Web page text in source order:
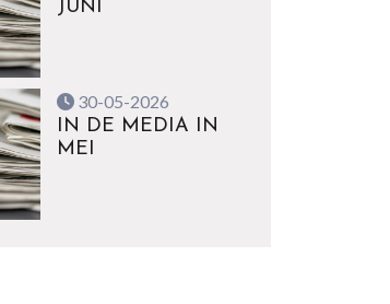
JUNI
30-05-2026
IN DE MEDIA IN
MEI